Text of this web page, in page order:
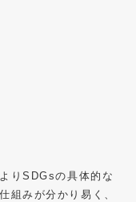
りSDGsの具体的な
組みが分かり易く、